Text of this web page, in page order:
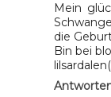
Mein
die
Bin bei